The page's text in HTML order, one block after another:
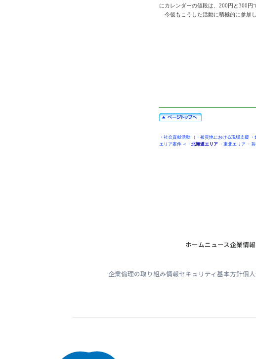
にカレンダーの値段は、200円と300円
今後もこうした活動に積極的に参加
・ 社会貢献活動 （・ 被災地における現場支援 ・
エリア案件 ＜・ 北海道エリア ・ 東北エリア ・
ホームニュース企業情報
企業倫理の取り組み情報セキュリティ基本方針個